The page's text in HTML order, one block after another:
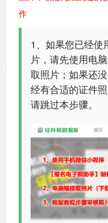
作
1、如果您已经使
片，请先使用电
取照片；如果还
经有合适的证件
请跳过本步骤。